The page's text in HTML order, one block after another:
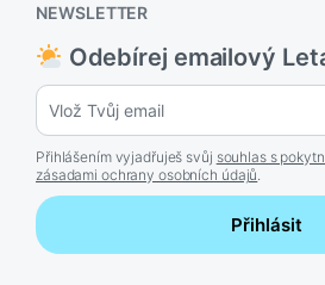
NEWSLETTER
Odebírej emailový
Přihlášením vyjadřuješ svůj souhlas s
zásadami ochrany osobních údajů
Přihlásit